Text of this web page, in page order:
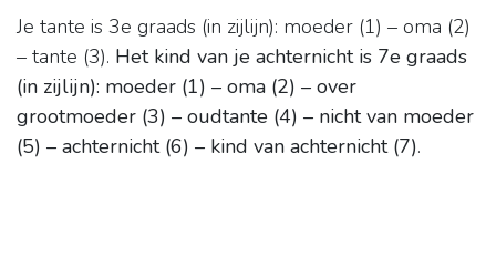
Je tante is 3e graads (in zijlijn): moeder (1) – oma (2)
– tante (3). Het kind van je achternicht is 7e graads
(in zijlijn): moeder (1) – oma (2) – over
grootmoeder (3) – oudtante (4) – nicht van moeder
(5) – achternicht (6) – kind van achternicht (7).